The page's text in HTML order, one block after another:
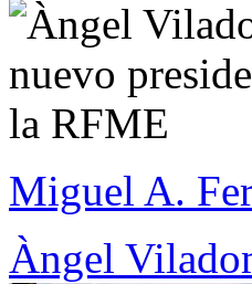
Miguel A.
Àngel